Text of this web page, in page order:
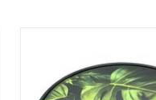
Dikte 0,35cm
TOEVOEGEN AAN